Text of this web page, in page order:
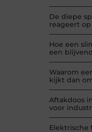
De diepe
reageert
Hoe een
een
Waarom
kijkt dan
Aftakdoos
voor
Elektrische